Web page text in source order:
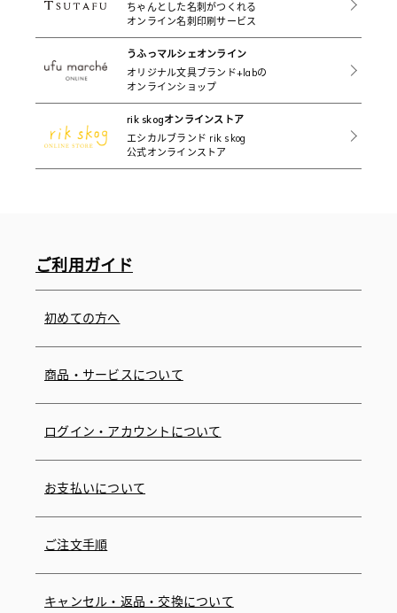
ちゃんとした名刺がつくれる
オンライン名刺印刷サービス
うふっマルシェオンライン
オリジナル文具ブランド+labの
オンラインショップ
rik skogオンラインストア
エシカルブランド rik skog
公式オンラインストア
ご利用ガイド
初めての方へ
商品・サービスについて
ログイン・アカウントについて
お支払いについて
ご注文手順
キャンセル・返品・交換について